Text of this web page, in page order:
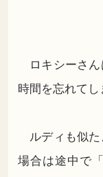
ロキシーさん
時間を忘れてし
ルディも似た
場合は途中で